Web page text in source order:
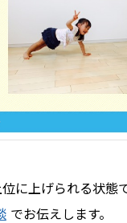
に上げられる状態
でお伝えします。